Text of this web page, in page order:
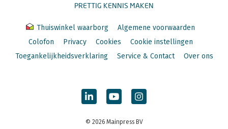
PRETTIG KENNIS MAKEN
Thuiswinkel waarborg
Algemene voorwaarden
Colofon
Privacy Cookies
Cookie instellingen
Toegankelijkheidsverklaring
Service & Contact Over ons
© 2026 Mainpress BV